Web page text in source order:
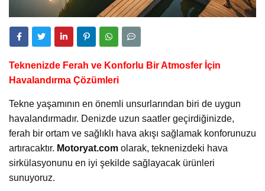
Teknenizde Ferah ve Konforlu Bir Atmosfer İçin
Havalandırma Çözümleri
Tekne yaşamının en önemli unsurlarından biri de uygun
havalandırmadır. Denizde uzun saatler geçirdiğinizde,
ferah bir ortam ve sağlıklı hava akışı sağlamak konforunuzu
artıracaktır. Motoryat.com olarak, teknenizdeki hava
sirkülasyonunu en iyi şekilde sağlayacak ürünleri
sunuyoruz.